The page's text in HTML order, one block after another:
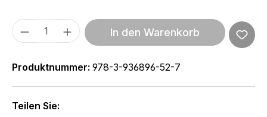
Produkt Anzahl: Gib den gewünschten
In den Warenkorb
Produktnummer: 978-3-936896-52-7
Teilen Sie: